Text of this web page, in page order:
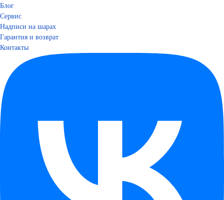
Блог
Сервис
Надписи на шарах
Гарантия и возврат
Контакты